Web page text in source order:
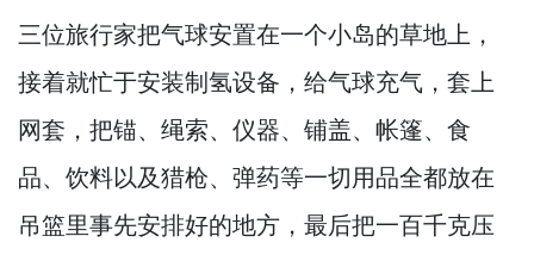
三位旅行家把气球安置在一个小岛的草地上，
接着就忙于安装制氢设备， 给气球充气， 套上
网套， 把锚、绳索、仪器、铺盖、帐篷、食
品、饮料以及猎枪、弹药等一切用品全都放在
吊篮里事先安排好的地方， 最后把一百千克压